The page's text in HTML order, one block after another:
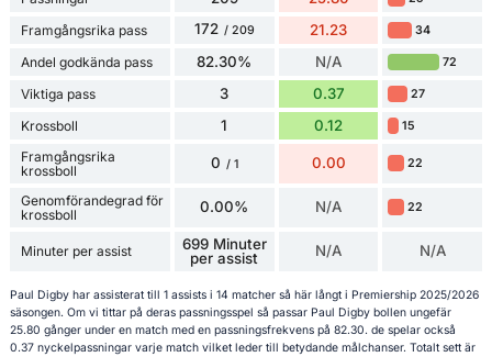
Framgångsrika pass 172 / 209 21.23 34
Andel godkända pass 82.30% N/A 72
Viktiga pass 3 0.37 27
Krossboll 1 0.12 15
Framgångsrika
krossboll
0 / 1 0.00 22
Genomförandegrad för
krossboll
0.00% N/A 22
Minuter per assist
699 Minuter
per assist
N/A N/A
Paul Digby har assisterat till 1 assists i 14 matcher så här långt i Premiership 2025/2026
säsongen. Om vi tittar på deras passningsspel så passar Paul Digby bollen ungefär
25.80 gånger under en match med en passningsfrekvens på 82.30. de spelar också
0.37 nyckelpassningar varje match vilket leder till betydande målchanser. Totalt sett är